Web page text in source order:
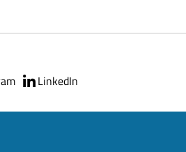
LinkedIn